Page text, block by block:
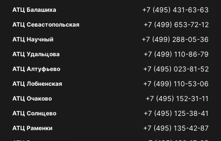
АТЦ Балашиха +7 (495) 431-63-63
АТЦ Севастопольская +7 (499) 653-72-12
АТЦ Научный +7 (499) 288-05-36
АТЦ Удальцова +7 (499) 110-86-79
АТЦ Алтуфьево +7 (495) 023-81-52
АТЦ Лобненская +7 (499) 110-53-06
АТЦ Очаково +7 (495) 152-31-11
АТЦ Солнцево +7 (495) 125-38-41
АТЦ Раменки +7 (495) 135-42-87